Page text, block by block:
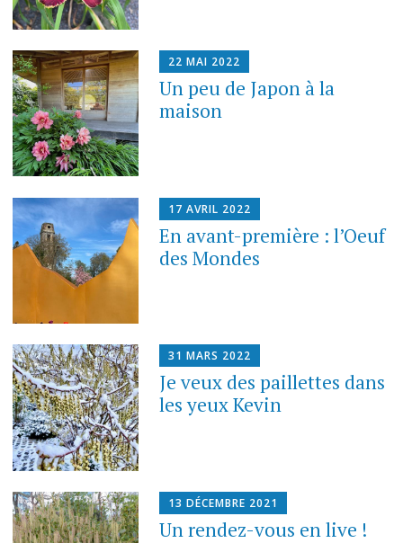
22 MAI 2022
Un peu de Japon à la
maison
17 AVRIL 2022
En avant-première : l’Oeuf
des Mondes
31 MARS 2022
Je veux des paillettes dans
les yeux Kevin
13 DÉCEMBRE 2021
Un rendez-vous en live !